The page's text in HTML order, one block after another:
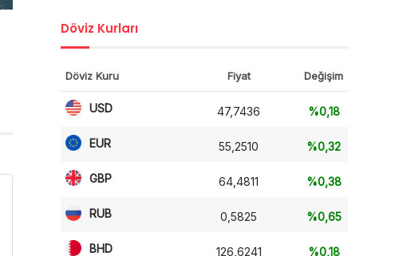
Döviz Kurları
Döviz Kuru Fiyat Değişim
USD 47,7436 %0,18
EUR 55,2510 %0,32
GBP 64,4811 %0,38
RUB 0,5825 %0,65
BHD 126,6241 %0,18